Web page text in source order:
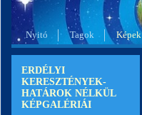
Nyitó Tagok Képek
ERDÉLYI
KERESZTÉNYEK-
HATÁROK NÉLKÜL
KÉPGALÉRIÁI